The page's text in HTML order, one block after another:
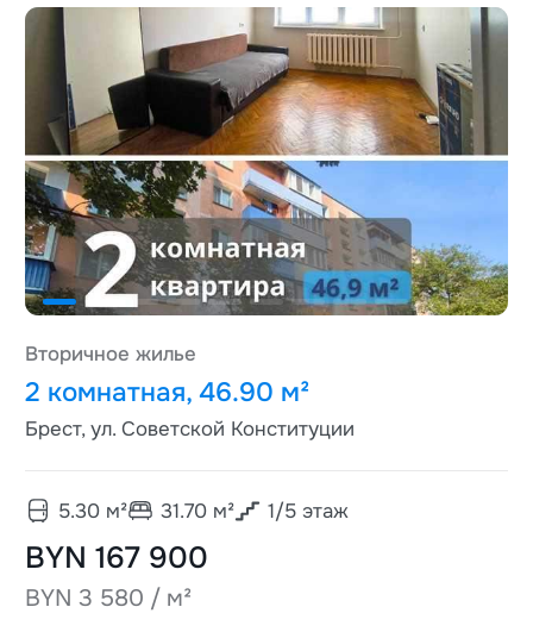
Вторичное жилье
2 комнатная, 46.90 м²
Брест, ул. Советской Конституции
5.30м² 31.70м² 1/5этаж
BYN 167 900
BYN 3 580 / м²